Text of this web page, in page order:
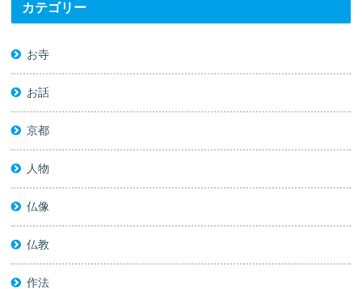
カテゴリー
お寺
お話
京都
人物
仏像
仏教
作法